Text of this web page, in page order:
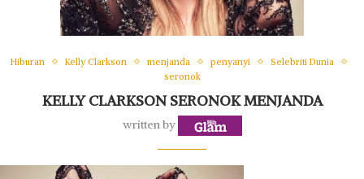
Hiburan Kelly Clarkson menjanda penyanyi
Selebriti Dunia
seronok
KELLY CLARKSON SERONOK MENJANDA
written by